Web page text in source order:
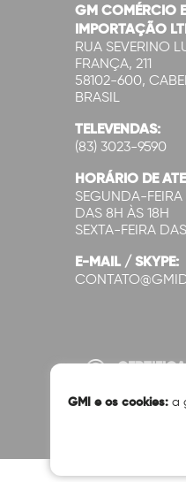
GM COMÉRCIO E
IMPORTAÇÃO
RUA SEVERINO
FRANÇA, 211
58102-600,
BRASIL
TELEVENDAS:
(83) 3023-9590
HORÁRIO DE
SEGUNDA-
DAS 8H ÀS 18H
SEXTA-FEIRA
E-MAIL / SKYPE:
GMI e os cookies: a